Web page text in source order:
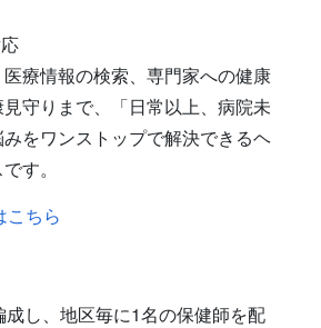
療情報の検索、専門家への健康
守りまで、「日常以上、病院未
をワンストップで解決できるヘ
す。
こちら
し、地区毎に1名の保健師を配